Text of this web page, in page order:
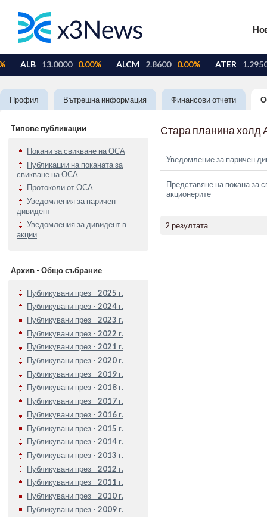
Профил Вътрешна информация Финансови отчети
Типове публикации
Покани за свикване на ОСА
Публикации на поканата за
свикване на ОСА
Протоколи от ОСА
Уведомления за паричен
дивидент
Уведомления за дивидент в
акции
Архив - Общо събрание
Публикувани през - 2025 г.
Публикувани през - 2024 г.
Публикувани през - 2023 г.
Публикувани през - 2022 г.
Публикувани през - 2021 г.
Публикувани през - 2020 г.
Публикувани през - 2019 г.
Публикувани през - 2018 г.
Публикувани през - 2017 г.
Публикувани през - 2016 г.
Публикувани през - 2015 г.
Публикувани през - 2014 г.
Публикувани през - 2013 г.
Публикувани през - 2012 г.
Публикувани през - 2011 г.
Публикувани през - 2010 г.
Публикувани през - 2009 г.
Стара планина холд
Уведомление за паричен
Представяне на покана за
акционерите
2 резултата